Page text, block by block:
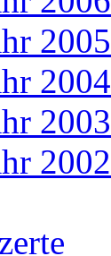
2005
2004
2003
2002